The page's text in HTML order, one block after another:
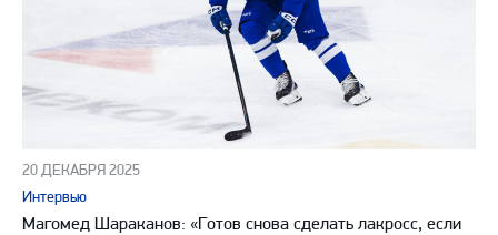
20 ДЕКАБРЯ 2025
Интервью
Магомед Шараканов: «Готов снова сделать лакросс, если